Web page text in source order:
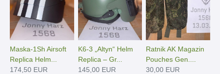
Maska-1Sh Airsoft
Replica Helm...
174,50 EUR
K6-3 „Altyn“ Helm
Replica – Gr...
145,00 EUR
Ratnik AK Magazin
Pouches Gen....
30,00 EUR